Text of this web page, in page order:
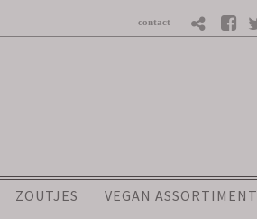
ZOUTJES
VEGAN ASSORTIMENT